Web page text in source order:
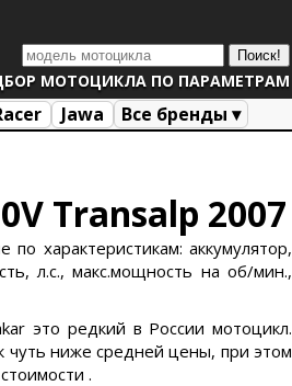
МОТОЦИКЛА ПО ПАРАМЕТРАМ
Jawa Все бренды ▾
Transalp 2007
характеристикам: аккумулятор,
л.с., макс.мощность на об/мин.,
это редкий в России мотоцикл.
чуть ниже средней цены, при этом
.